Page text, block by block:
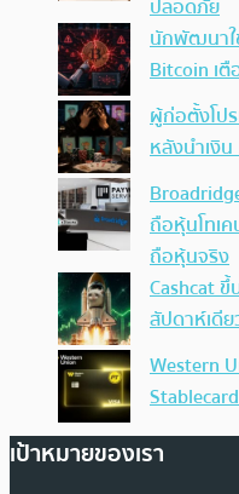
ปลอดภัย
นักพัฒนาใ
Bitcoin เ
ผู้ก่อตั้งโป
หลังนำเงิ
ถือหุ้นโทเ
ถือหุ้นจริง
Cashcat
สัปดาห์เดี
Western
เป้าหมายของเรา